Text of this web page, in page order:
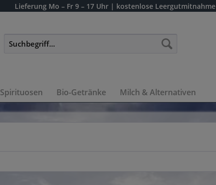
Lieferung Mo – Fr 9 – 17 Uhr | kostenlose Leergutmitnahme
Spirituosen Bio-Getränke Milch & Alternativen